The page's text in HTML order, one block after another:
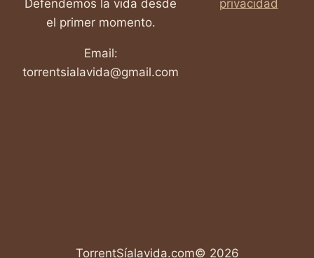
Defendemos la vida desde
el primer momento.
Email:
torrentsialavida@gmail.com
privacidad
TorrentSíalavida.com© 2026